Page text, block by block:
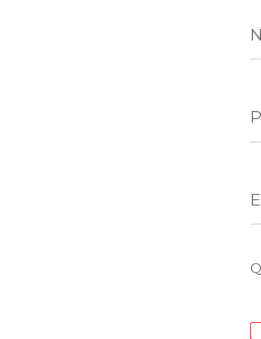
*
*